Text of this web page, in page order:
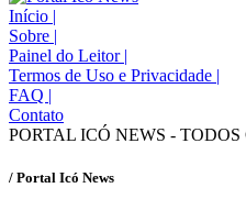
Início |
Sobre |
Painel do Leitor |
Termos de Uso e Privacidade |
FAQ |
Contato
PORTAL ICÓ NEWS -
/ Portal Icó News